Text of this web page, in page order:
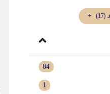
(17)
84
1